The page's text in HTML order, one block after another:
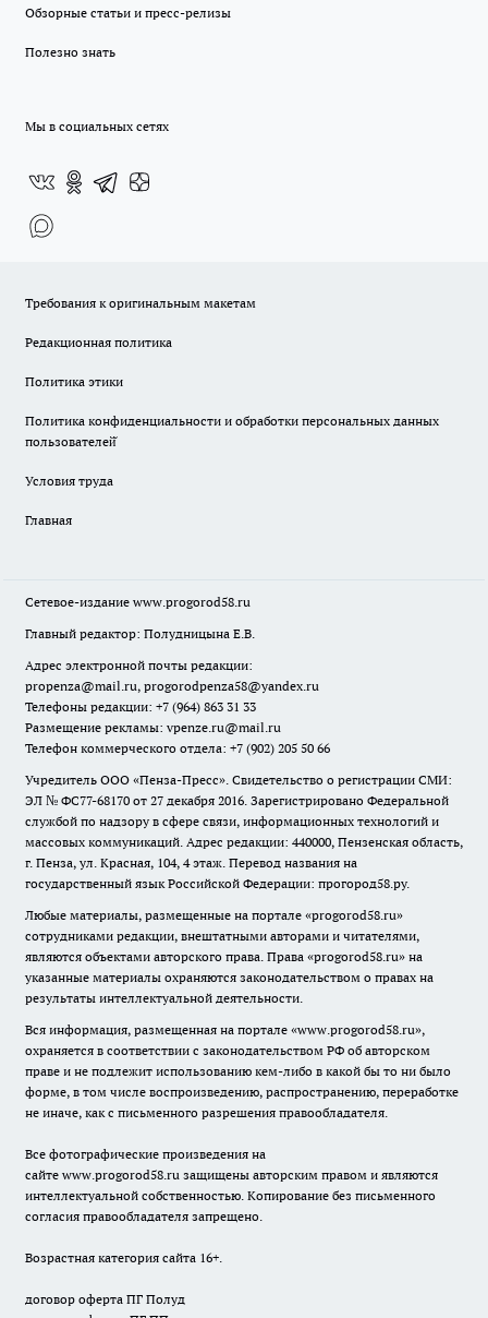
Обзорные статьи и пресс-релизы
Полезно знать
Мы в социальных сетях
Требования к оригинальным макетам
Редакционная политика
Политика этики
Политика конфиденциальности и обработки персональных данных
пользователей̆
Условия труда
Главная
Сетевое-издание www.progorod58.ru
Главный редактор: Полудницына Е.В.
Адрес электронной почты редакции:
propenza@mail.ru, progorodpenza58@yandex.ru
Телефоны редакции: +7 (964) 863 31 33
Размещение рекламы: vpenze.ru@mail.ru
Телефон коммерческого отдела: +7 (902) 205 50 66
Учредитель ООО «Пенза-Пресс». Свидетельство о регистрации СМИ:
ЭЛ № ФС77-68170 от 27 декабря 2016. Зарегистрировано Федеральной
службой по надзору в сфере связи, информационных технологий и
массовых коммуникаций. Адрес редакции: 440000, Пензенская область,
г. Пенза, ул. Красная, 104, 4 этаж. Перевод названия на
государственный язык Российской Федерации: прогород58.ру.
Любые материалы, размещенные на портале «progorod58.ru»
сотрудниками редакции, внештатными авторами и читателями,
являются объектами авторского права. Права «progorod58.ru» на
указанные материалы охраняются законодательством о правах на
результаты интеллектуальной деятельности.
Вся информация, размещенная на портале «www.progorod58.ru»,
охраняется в соответствии с законодательством РФ об авторском
праве и не подлежит использованию кем-либо в какой бы то ни было
форме, в том числе воспроизведению, распространению, переработке
не иначе, как с письменного разрешения правообладателя.
Все фотографические произведения на
сайте www.progorod58.ru защищены авторским правом и являются
интеллектуальной собственностью. Копирование без письменного
согласия правообладателя запрещено.
Возрастная категория сайта 16+.
договор оферта ПГ Полуд